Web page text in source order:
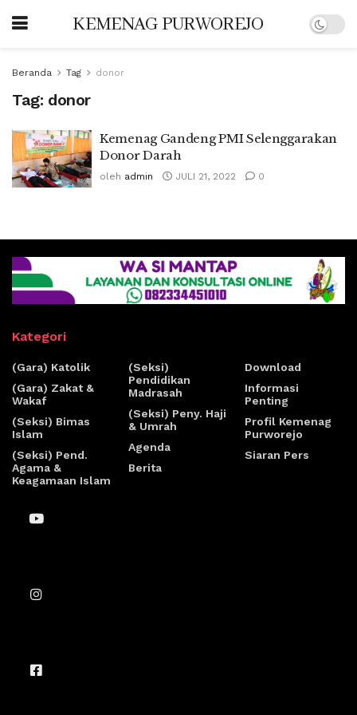
KEMENAG PURWOREJO
Beranda Tag donor
Tag: donor
Kemenag Gandeng PMI Selenggarakan
Donor Darah
oleh admin JULI 21, 2022 0
Kategori
(Gara) Katolik
(Gara) Zakat &
Wakaf
(Seksi) Bimas
Islam
(Seksi) Pend.
Agama &
Keagamaan Islam
(Seksi)
Pendidikan
Madrasah
(Seksi) Peny. Haji
& Umrah
Agenda
Berita
Download
Informasi
Penting
Profil Kemenag
Purworejo
Siaran Pers